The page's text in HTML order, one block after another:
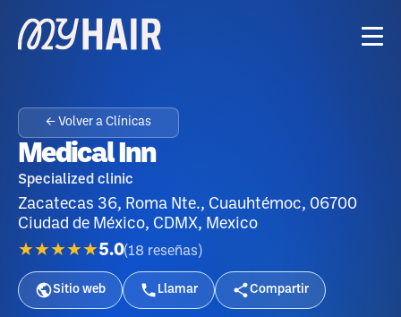
← Volver a Clínicas
Medical Inn
Specialized clinic
Zacatecas 36, Roma Nte., Cuauhtémoc, 06700
Ciudad de México, CDMX, Mexico
★★★★★5.0(18 reseñas )
Sitio web Llamar Compartir